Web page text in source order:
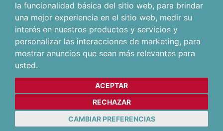
la funcionalidad básica del sitio web, para brindar
una mejor experiencia en el sitio web, medir su
interés en nuestros productos y servicios y
personalizar las interacciones de marketing, para
mostrar anuncios que sean más relevantes para
usted.
ACEPTAR
RECHAZAR
CAMBIAR PREFERENCIAS